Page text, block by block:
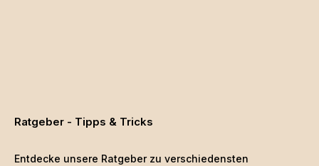
Ratgeber - Tipps & Tricks
Entdecke unsere Ratgeber zu verschiedensten